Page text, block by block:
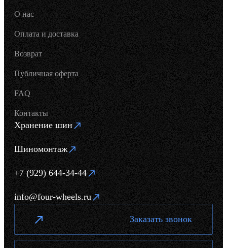
О нас
Оплата и доставка
Возврат
Публичная оферта
FAQ
Контакты
Хранение шин
Шиномонтаж
+7 (929) 644-34-44
info@four-wheels.ru
Заказать звонок